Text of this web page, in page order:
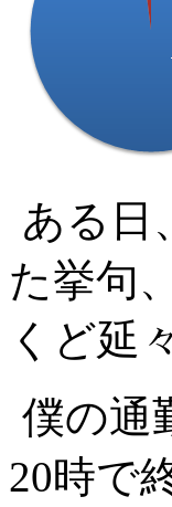
ある日
た挙句
くど延
僕の通
20時で